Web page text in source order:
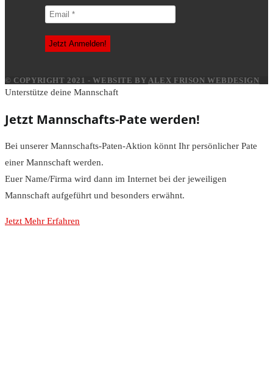
© COPYRIGHT 2021 - WEBSITE BYALEX FRISON WEBDESIGN
Unterstütze deine Mannschaft
Jetzt Mannschafts-Pate werden!
Bei unserer Mannschafts-Paten-Aktion könnt Ihr persönlicher Pate
einer Mannschaft werden.
Euer Name/Firma wird dann im Internet bei der jeweiligen
Mannschaft aufgeführt und besonders erwähnt.
Jetzt Mehr Erfahren